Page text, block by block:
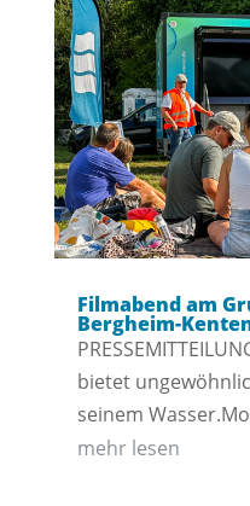
Filmabend am
Bergheim-
bietet
seinem
mehr lesen